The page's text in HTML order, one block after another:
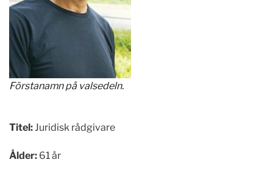
Förstanamn på valsedeln.
Titel: Juridisk rådgivare
Ålder: 61 år